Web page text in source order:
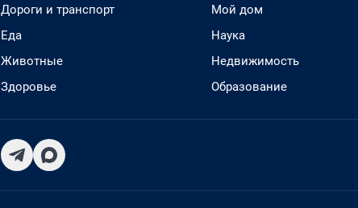
Дороги и транспорт
Еда
Животные
Здоровье
Мой дом
Наука
Недвижимость
Образование